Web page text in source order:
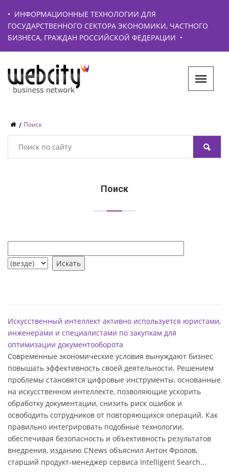
• ИНФОРМАЦИОННЫЕ ТЕХНОЛОГИИ ДЛЯ
ГОСУДАРСТВЕННОГО СЕКТОРА ЭКОНОМИКИ, ЧАСТНОГО
БИЗНЕСА, ГРАЖДАН РОССИЙСКОЙ ФЕДЕРАЦИИ •
Поиск
Поиск
Искусственный интеллект активно используется юристами,
инженерами и специалистами по закупкам для
оптимизации документооборота
Современные экономические условия вынуждают бизнес
повышать эффективность своей деятельности. Решением
проблемы становятся цифровые инструменты, основанные
на искусственном интеллекте, позволяющие ускорить
обработку документации, снизить риск ошибок и
освободить сотрудников от повторяющихся операций. Как
правильно интегрировать подобные технологии,
обеспечивая безопасность и объективность результатов
внедрения, изданию CNews объяснил Антон Фролов,
старший продукт-менеджер сервиса Intelligent Search...